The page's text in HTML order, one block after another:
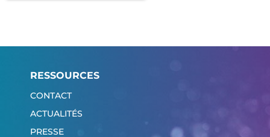
RESSOURCES
CONTACT
ACTUALITÉS
PRESSE